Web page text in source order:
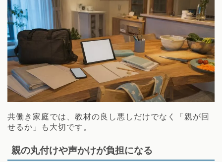
共働き家庭では、教材の良し悪しだけでなく「親が回
せるか」も大切です。
親の丸付けや声かけが負担になる